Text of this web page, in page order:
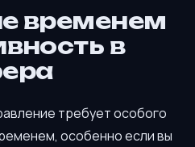
временем
в
требует особого
особенно если вы